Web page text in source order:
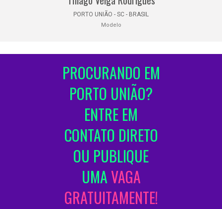
PORTO UNIÃO - SC - BRASIL
Modelo
PROCURANDO EM
PORTO UNIÃO?
ENTRE EM
CONTATO DIRETO
OU PUBLIQUE
UMAVAGA
GRATUITAMENTE!